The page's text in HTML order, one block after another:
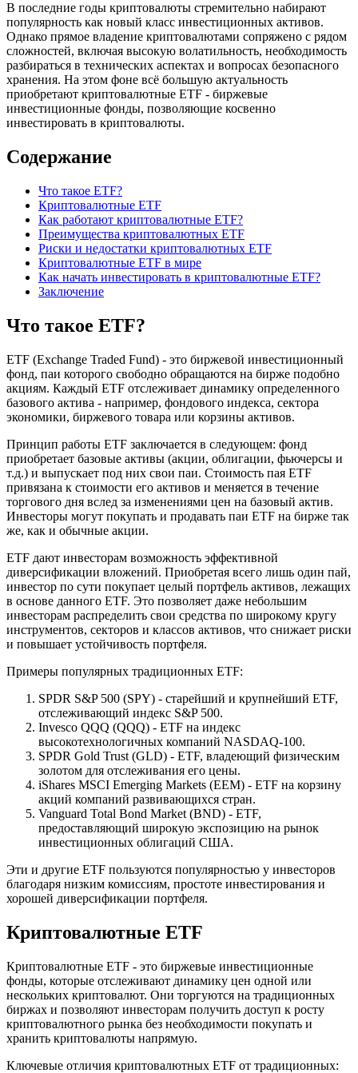
В последние годы криптовалюты стремительно набирают
популярность как новый класс инвестиционных активов.
Однако прямое владение криптовалютами сопряжено с рядом
сложностей, включая высокую волатильность, необходимость
разбираться в технических аспектах и вопросах безопасного
хранения. На этом фоне всё большую актуальность
приобретают криптовалютные ETF - биржевые
инвестиционные фонды, позволяющие косвенно
инвестировать в криптовалюты.
Содержание
Что такое ETF?
Криптовалютные ETF
Как работают криптовалютные ETF?
Преимущества криптовалютных ETF
Риски и недостатки криптовалютных ETF
Криптовалютные ETF в мире
Как начать инвестировать в криптовалютные ETF?
Заключение
Что такое ETF?
ETF (Exchange Traded Fund) - это биржевой инвестиционный
фонд, паи которого свободно обращаются на бирже подобно
акциям. Каждый ETF отслеживает динамику определенного
базового актива - например, фондового индекса, сектора
экономики, биржевого товара или корзины активов.
Принцип работы ETF заключается в следующем: фонд
приобретает базовые активы (акции, облигации, фьючерсы и
т.д.) и выпускает под них свои паи. Стоимость пая ETF
привязана к стоимости его активов и меняется в течение
торгового дня вслед за изменениями цен на базовый актив.
Инвесторы могут покупать и продавать паи ETF на бирже так
же, как и обычные акции.
ETF дают инвесторам возможность эффективной
диверсификации вложений. Приобретая всего лишь один пай,
инвестор по сути покупает целый портфель активов, лежащих
в основе данного ETF. Это позволяет даже небольшим
инвесторам распределить свои средства по широкому кругу
инструментов, секторов и классов активов, что снижает риски
и повышает устойчивость портфеля.
Примеры популярных традиционных ETF:
SPDR S&P 500 (SPY) - старейший и крупнейший ETF,
отслеживающий индекс S&P 500.
Invesco QQQ (QQQ) - ETF на индекс
высокотехнологичных компаний NASDAQ-100.
SPDR Gold Trust (GLD) - ETF, владеющий физическим
золотом для отслеживания его цены.
iShares MSCI Emerging Markets (EEM) - ETF на корзину
акций компаний развивающихся стран.
Vanguard Total Bond Market (BND) - ETF,
предоставляющий широкую экспозицию на рынок
инвестиционных облигаций США.
Эти и другие ETF пользуются популярностью у инвесторов
благодаря низким комиссиям, простоте инвестирования и
хорошей диверсификации портфеля.
Криптовалютные ETF
Криптовалютные ETF - это биржевые инвестиционные
фонды, которые отслеживают динамику цен одной или
нескольких криптовалют. Они торгуются на традиционных
биржах и позволяют инвесторам получить доступ к росту
криптовалютного рынка без необходимости покупать и
хранить криптовалюты напрямую.
Ключевые отличия криптовалютных ETF от традиционных: